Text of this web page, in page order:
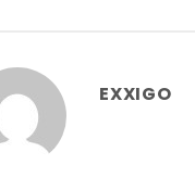
EXXIGO